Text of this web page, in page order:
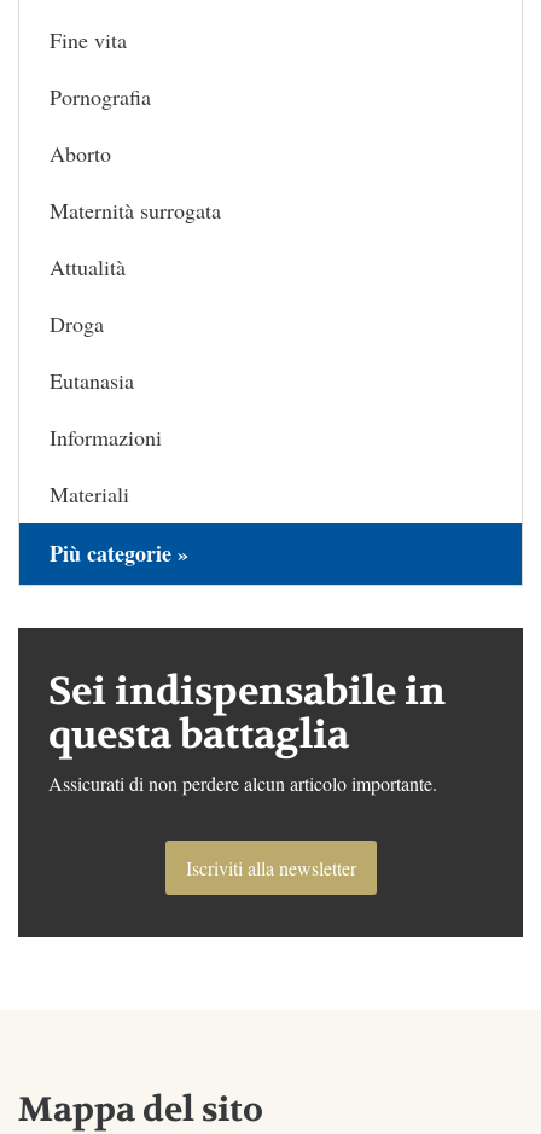
Fine vita
Pornografia
Aborto
Maternità surrogata
Attualità
Droga
Eutanasia
Informazioni
Materiali
Più categorie »
Sei indispensabile in
questa battaglia
Assicurati di non perdere alcun articolo importante.
Iscriviti alla newsletter
Mappa del sito